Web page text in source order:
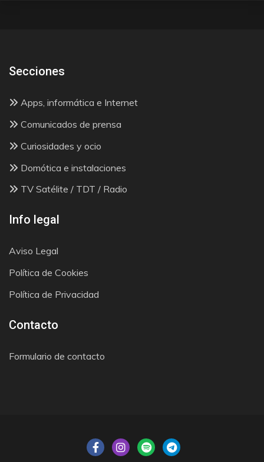
Secciones
Apps, informática e Internet
Comunicados de prensa
Curiosidades y ocio
Domótica e instalaciones
TV Satélite / TDT / Radio
Info legal
Aviso Legal
Política de Cookies
Política de Privacidad
Contacto
Formulario de contacto